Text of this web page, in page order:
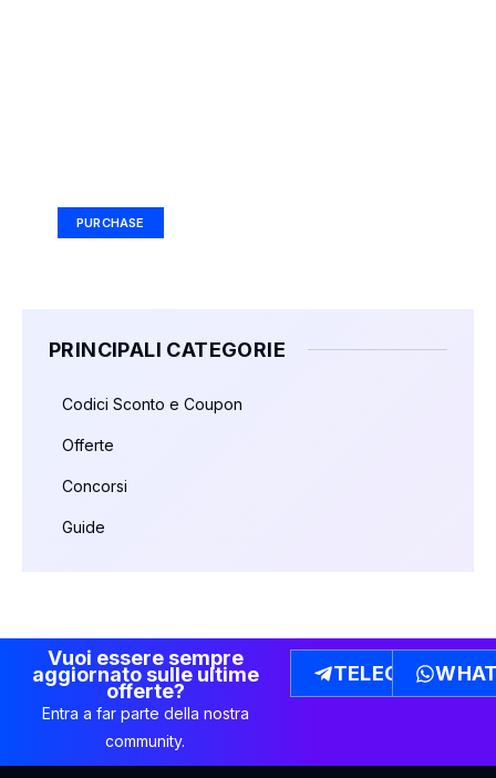
PURCHASE
PRINCIPALI CATEGORIE
Codici Sconto e Coupon
Offerte
Concorsi
Guide
Vuoi essere sempre
aggiornato sulle ultime
offerte?
Entra a far parte della nostra
community.
TELEGRAM